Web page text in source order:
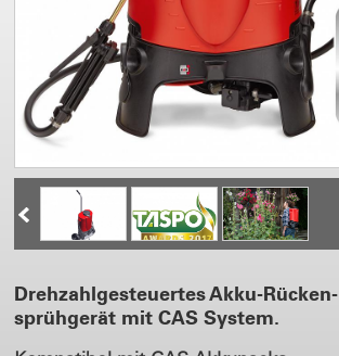
Drehzahlgesteuertes Akku-Rücken-
sprühgerät mit CAS System.